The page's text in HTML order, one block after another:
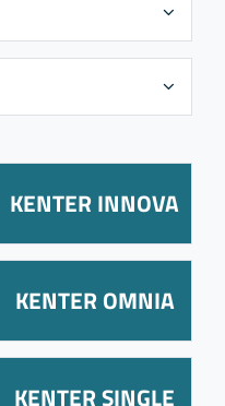
KENTER INNOVA
KENTER OMNIA
KENTER SINGLE